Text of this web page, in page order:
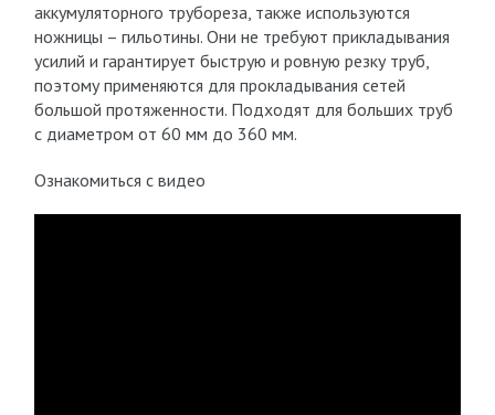
аккумуляторного трубореза, также используются
ножницы – гильотины. Они не требуют прикладывания
усилий и гарантирует быструю и ровную резку труб,
поэтому применяются для прокладывания сетей
большой протяженности. Подходят для больших труб
с диаметром от 60 мм до 360 мм.
Ознакомиться с видео